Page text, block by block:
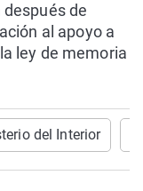
de
al apoyo a
ley de memoria
del Interior